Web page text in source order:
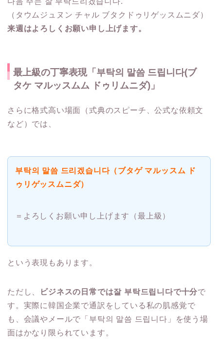
（タウムジュヌン チャル ブタクドゥリゲッスムニダ）
来週はよろしくお願い申し上げます。
最上級の丁寧表現「부탁의 말씀 드립니다(ブ
タケ マルッスムム ドゥリムニダ)」
さらに格式高い場面（式典のスピーチ、公式な依頼文
など）では、
부탁의 말씀 드리겠습니다（ブタゲ マルッスム ド
ゥリゲッスムニダ）
＝よろしくお願い申し上げます（最上級）
という表現もあります。
ただし、 ビジネスの日常では잘 부탁드립니다で十分で
す。実際に韓国企業で通訳をしている私の肌感覚で
も、会議やメールで「부탁의 말씀 드립니다」を使う場
面はかなり限られています。